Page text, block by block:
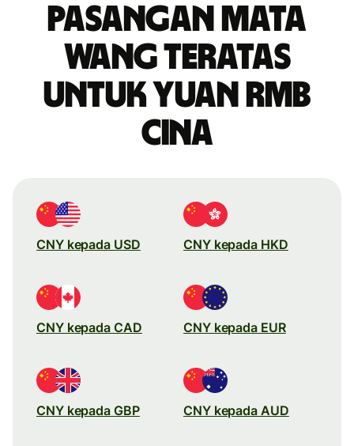
Pasangan mata
wang teratas
untuk yuan rmb
Cina
CNY kepada USD CNY kepada HKD
CNY kepada CAD CNY kepada EUR
CNY kepada GBP CNY kepada AUD